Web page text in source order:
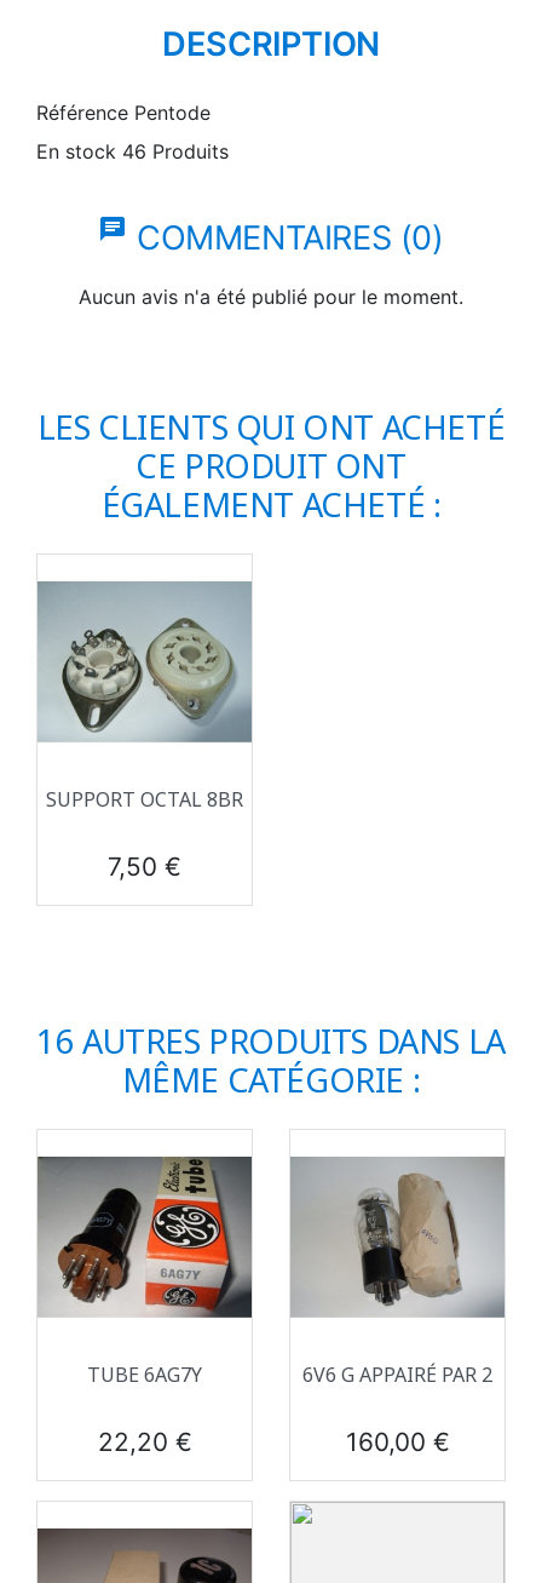
DESCRIPTION
Référence Pentode
En stock 46 Produits
chat COMMENTAIRES (0)
Aucun avis n'a été publié pour le moment.
LES CLIENTS QUI ONT ACHETÉ
CE PRODUIT ONT
ÉGALEMENT ACHETÉ :
SUPPORT OCTAL 8BR
Prix
7,50 €
16 AUTRES PRODUITS DANS LA
MÊME CATÉGORIE :
TUBE 6AG7Y
Prix
22,20 €
6V6 G APPAIRÉ PAR 2
Prix
160,00 €